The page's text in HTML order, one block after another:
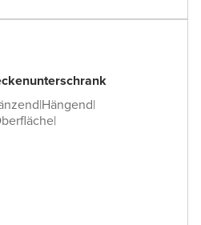
|Hängend|
|